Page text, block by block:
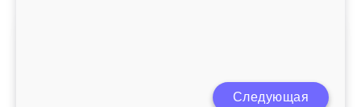
Что интересно ребенку в 4 года?Следующая